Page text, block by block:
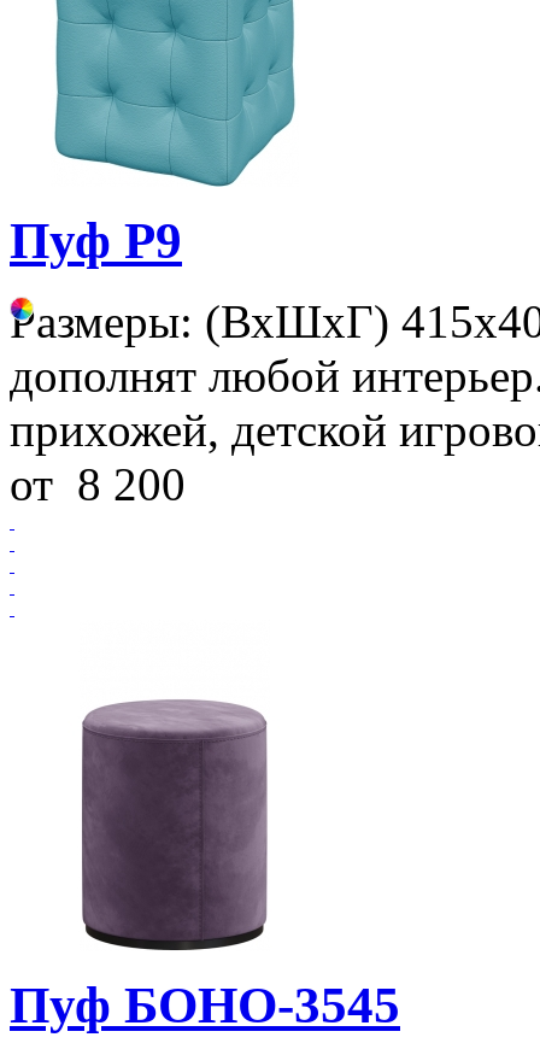
Пуф Р9
Размеры: (ВхШхГ)
дополнят любой
прихожей, детской
от 8 200
Пуф БОНО-3545